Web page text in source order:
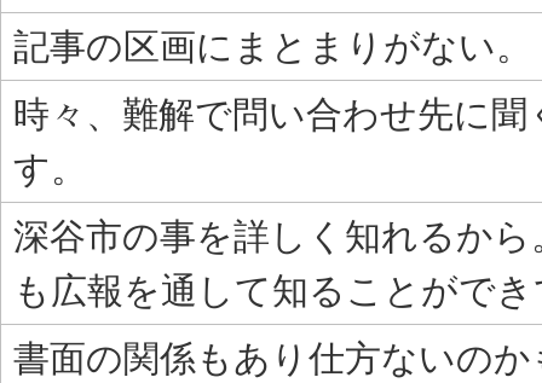
記事の区画にまとまりがない。
時々、難解で問い合わせ先に
す。
深谷市の事を詳しく知れるか
も広報を通して知ることがで
書面の関係もあり仕方ないの